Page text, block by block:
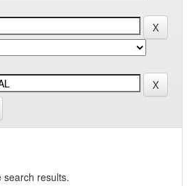
search results.